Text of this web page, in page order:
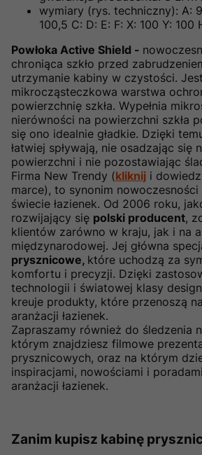
wymiary (rys. techniczny): A:
100,5 C: D: E: F: X: 100 Y: 100
Powłoka Active Shield -
chroniąca szkło przed
utrzymanie kabiny w czystości.
mikrocząsteczkowa warstwa
powierzchnię szkła. Wypełnia
nierówności na powierzchni szkła
się ono idealnie gładkie. Dzięki
łatwiej spływają, nie osadzając się
powierzchni i nie pozostawiając
Firma New Trendy (kliknij i
marce), to synonim
świecie łazienek. Od 2006 roku,
rozwijający się polski producent,
klientów zarówno w kraju, jak i na
międzynarodowej. Jej główna
prysznicowe, które uchodzą za
komfortu i precyzji. Dzięki
technologii i światowej klasy
kreuje produkty, które przenoszą
aranżacji łazienek.
Zapraszamy również do śledzenia
którym znajdziesz filmowe
prysznicowych, oraz na którym
inspiracjami, nowościami i
aranżacji łazienek.
Zanim kupisz kabinę